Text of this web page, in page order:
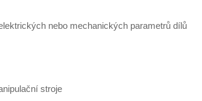
nebo mechanických parametrů dílů
stroje